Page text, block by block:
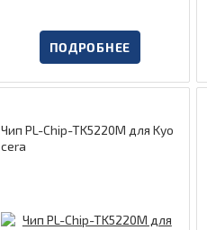
ПОДРОБНЕЕ
Чип PL-Chip-TK5220M для Kyo
cera